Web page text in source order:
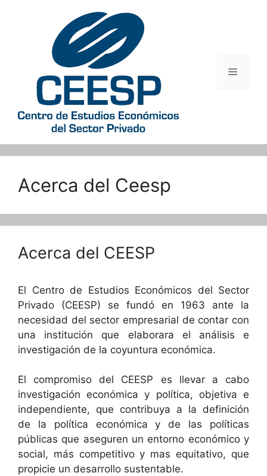
Menú
Acerca del Ceesp
Acerca del CEESP
El Centro de Estudios Económicos del Sector
Privado (CEESP) se fundó en 1963 ante la
necesidad del sector empresarial de contar con
una institución que elaborara el análisis e
investigación de la coyuntura económica.
El compromiso del CEESP es llevar a cabo
investigación económica y política, objetiva e
independiente, que contribuya a la definición
de la política económica y de las políticas
públicas que aseguren un entorno económico y
social, más competitivo y mas equitativo, que
propicie un desarrollo sustentable.